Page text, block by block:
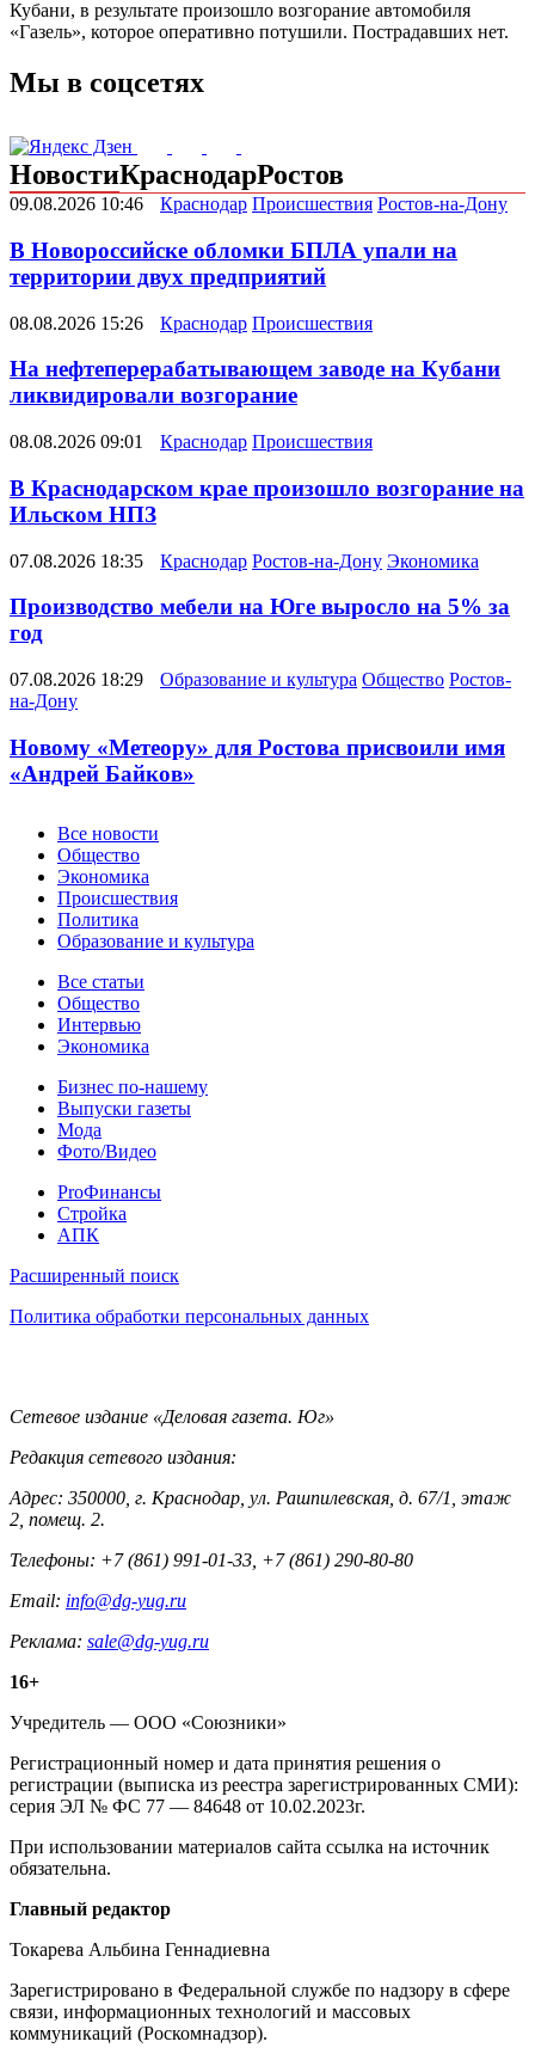
Кубани, в результате произошло возгорание автомобиля
«Газель», которое оперативно потушили. Пострадавших нет.
Мы в соцсетях
НовостиКраснодарРостов
09.08.2026 10:46 Краснодар Происшествия Ростов-на-Дону
В Новороссийске обломки БПЛА упали на
территории двух предприятий
08.08.2026 15:26 Краснодар Происшествия
На нефтеперерабатывающем заводе на Кубани
ликвидировали возгорание
08.08.2026 09:01 Краснодар Происшествия
В Краснодарском крае произошло возгорание на
Ильском НПЗ
07.08.2026 18:35 Краснодар Ростов-на-Дону Экономика
Производство мебели на Юге выросло на 5% за
год
07.08.2026 18:29 Образование и культура Общество Ростов-
на-Дону
Новому «Метеору» для Ростова присвоили имя
«Андрей Байков»
Новости
Все новости
Общество
Экономика
Происшествия
Политика
Образование и культура
Статьи
Все статьи
Общество
Интервью
Экономика
Разное
Бизнес по-нашему
Выпуски газеты
Мода
Фото/Видео
Pro
ProФинансы
Стройка
АПК
Информация
Расширенный поиск
Политика обработки персональных данных
Контакты
Сетевое издание «Деловая газета. Юг»
Редакция сетевого издания:
Адрес: 350000, г. Краснодар, ул. Рашпилевская, д. 67/1, этаж
2, помещ. 2.
Телефоны: +7 (861) 991-01-33, +7 (861) 290-80-80
Email: info@dg-yug.ru
Реклама: sale@dg-yug.ru
Информация
о
издании
16+
Учредитель — ООО «Союзники»
Регистрационный номер и дата принятия решения о
регистрации (выписка из реестра зарегистрированных СМИ):
серия ЭЛ № ФС 77 — 84648 от 10.02.2023г.
При использовании материалов сайта ссылка на источник
обязательна.
Редакция
Главный редактор
Токарева Альбина Геннадиевна
Зарегистрировано в Федеральной службе по надзору в сфере
связи, информационных технологий и массовых
коммуникаций (Роскомнадзор).